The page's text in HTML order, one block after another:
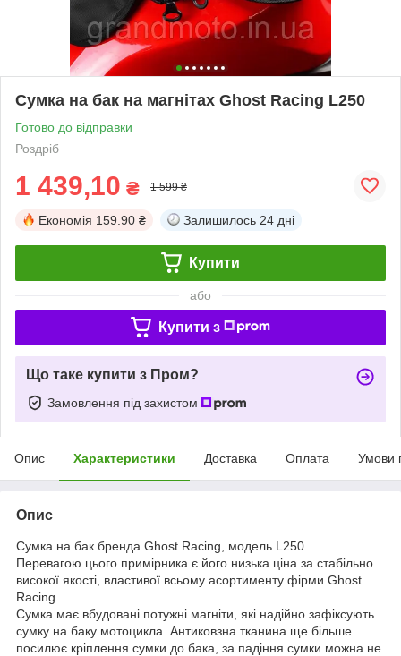
Сумка на бак на магнітах Ghost Racing L250
Готово до відправки
Роздріб
1 439,10 ₴ 1 599 ₴
Економія 159.90 ₴ Залишилось 24 дні
Купити
або
Купити з
Що таке купити з Пром?
Замовлення під захистом
Опис Характеристики Доставка Оплата Умови
Опис
Сумка на бак бренда Ghost Racing, модель L250.
Перевагою цього примірника є його низька ціна за стабільно
високої якості, властивої всьому асортименту фірми Ghost
Racing.
Сумка має вбудовані потужні магніти, які надійно зафіксують
сумку на баку мотоцикла. Антиковзна тканина ще більше
посилює кріплення сумки до бака, за падіння сумки можна не